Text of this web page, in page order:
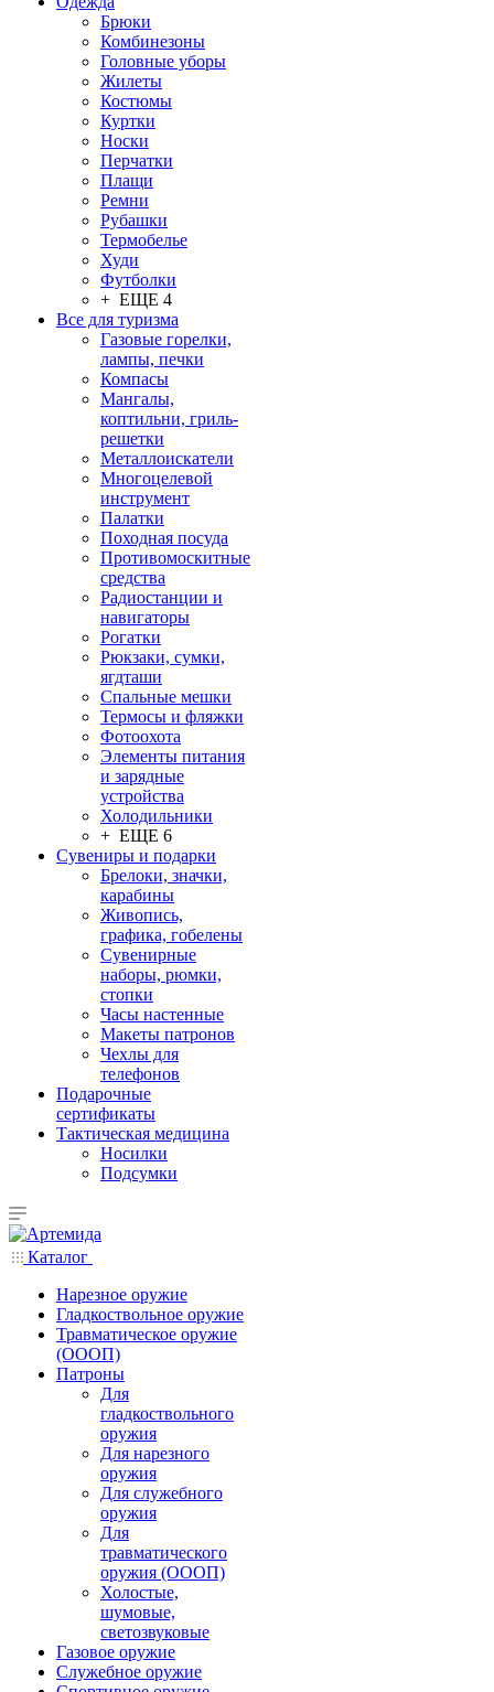
Брюки
Комбинезоны
Головные уборы
Жилеты
Костюмы
Куртки
Носки
Перчатки
Плащи
Ремни
Рубашки
Термобелье
Худи
Футболки
+ ЕЩЕ 4
Все для туризма
Газовые горелки,
лампы, печки
Компасы
Мангалы,
коптильни, гриль-
решетки
Металлоискатели
Многоцелевой
инструмент
Палатки
Походная посуда
Противомоскитные
средства
Радиостанции и
навигаторы
Рогатки
Рюкзаки, сумки,
ягдташи
Спальные мешки
Термосы и фляжки
Фотоохота
Элементы питания
и зарядные
устройства
Холодильники
+ ЕЩЕ 6
Сувениры и подарки
Брелоки, значки,
карабины
Живопись,
графика, гобелены
Сувенирные
наборы, рюмки,
стопки
Часы настенные
Макеты патронов
Чехлы для
телефонов
Подарочные
сертификаты
Тактическая медицина
Носилки
Подсумки
Каталог
Нарезное оружие
Гладкоствольное оружие
Травматическое оружие
(ОООП)
Патроны
Для
гладкоствольного
оружия
Для нарезного
оружия
Для служебного
оружия
Для
травматического
оружия (ОООП)
Холостые,
шумовые,
светозвуковые
Газовое оружие
Служебное оружие